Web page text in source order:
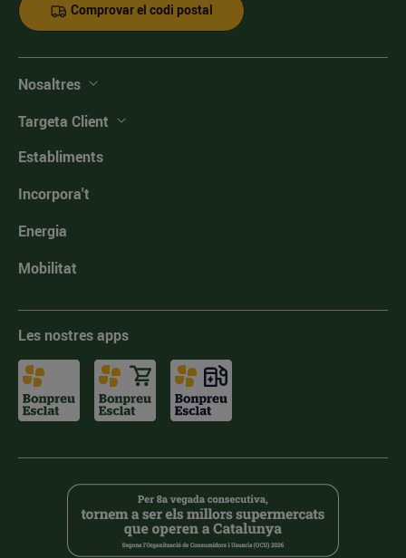
Comprovar el codi postal
Nosaltres
Targeta Client
Establiments
Incorpora't
Energia
Mobilitat
Les nostres apps